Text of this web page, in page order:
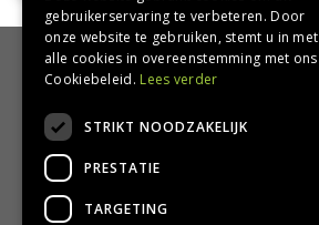
HANDIG
Bezorgen en afhalen
Retourbeleid
Algemene voorwaarden
Privacy Policy
Privacy statement
gebruikerservaring te verbeteren. Door
onze website te gebruiken, stemt u in met
alle cookies in overeenstemming met ons
Cookiebeleid. Lees verder
STRIKT NOODZAKELIJK
PRESTATIE
TARGETING